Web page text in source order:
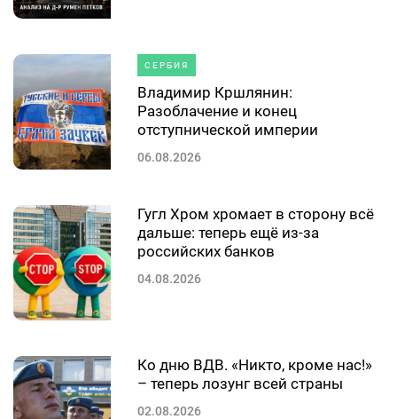
СЕРБИЯ
Владимир Кршлянин:
Разоблачение и конец
отступнической империи
06.08.2026
Гугл Хром хромает в сторону всё
дальше: теперь ещё из-за
российских банков
04.08.2026
Ко дню ВДВ. «Никто, кроме нас!»
– теперь лозунг всей страны
02.08.2026